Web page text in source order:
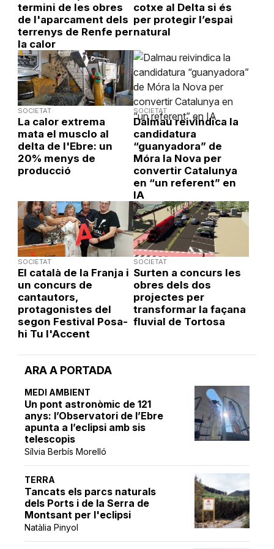
ARA A PORTADA
MEDI AMBIENT
Un pont astronòmic de 121
anys: l’Observatori de l’Ebre
apunta a l’eclipsi amb sis
telescopis
Sílvia Berbís Morelló
TERRA
Tancats els parcs naturals
dels Ports i de la Serra de
Montsant per l'eclipsi
Natàlia Pinyol
termini de les obres
de l'aparcament dels
terrenys de Renfe per
la calor
cotxe al Delta si és
per protegir l’espai
natural
SOCIETAT
La calor extrema
mata el musclo al
delta de l'Ebre: un
20% menys de
producció
SOCIETAT
Dalmau reivindica la
candidatura
“guanyadora” de
Móra la Nova per
convertir Catalunya
en “un referent” en
IA
SOCIETAT
El català de la Franja i
un concurs de
cantautors,
protagonistes del
segon Festival Posa-
hi Tu l'Accent
SOCIETAT
Surten a concurs les
obres dels dos
projectes per
transformar la façana
fluvial de Tortosa